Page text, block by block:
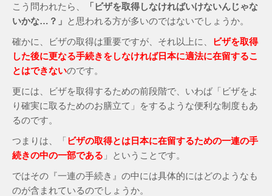
こう問われたら、
「ビザを取得しなければいけないんじゃな
いかな…？」 と思われる方が多いのではないでしょうか。
確かに、ビザの取得は重要ですが、それ以上に、
ビザを取得
した後に更なる手続きをしなければ日本に適法に在留するこ
とはできないのです。
更には、ビザを取得するための前段階で、いわば「ビザをよ
り確実に取るためのお膳立て」をするような便利な制度もあ
るのです。
つまりは、「ビザの取得とは日本に在留するための一連の手
続きの中の一部である 」ということです。
ではその『一連の手続き』の中には具体的にはどのようなも
のが含まれているのでしょうか。